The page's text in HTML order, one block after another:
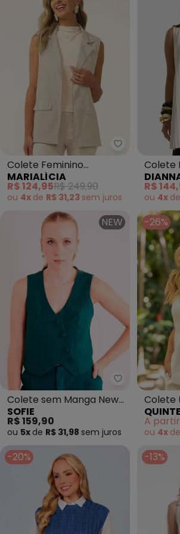
Marialícia -
Colete Feminino
Alongado Flanelado
(Bege)
MARIALÍCIA
R$ 124,95R$ 249,90
ou 4x de R$ 31,23 sem juros
Colete
Tecido
(Bege)
R$
ou 4x de
NEW
Sofie -
Colete sem Manga New
Ease em Plano Alfaiataria
Ver
SOFIE
R$ 159,90
ou 5x de R$ 31,98 sem juros
-26%
Colete
Linho
A
ou 4x de
-20% -13%